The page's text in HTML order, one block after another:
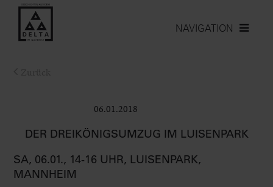
NAVIGATION
06.01.2018
DER DREIKÖNIGSUMZUG IM LUISENPARK
SA, 06.01., 14-16 UHR, LUISENPARK,
MANNHEIM